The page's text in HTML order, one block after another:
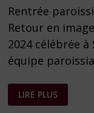
Rentrée
Retour en
2024 célébrée
équipe
RENTRÉE
PAROISSIALE
2024,
LIRE PLUS